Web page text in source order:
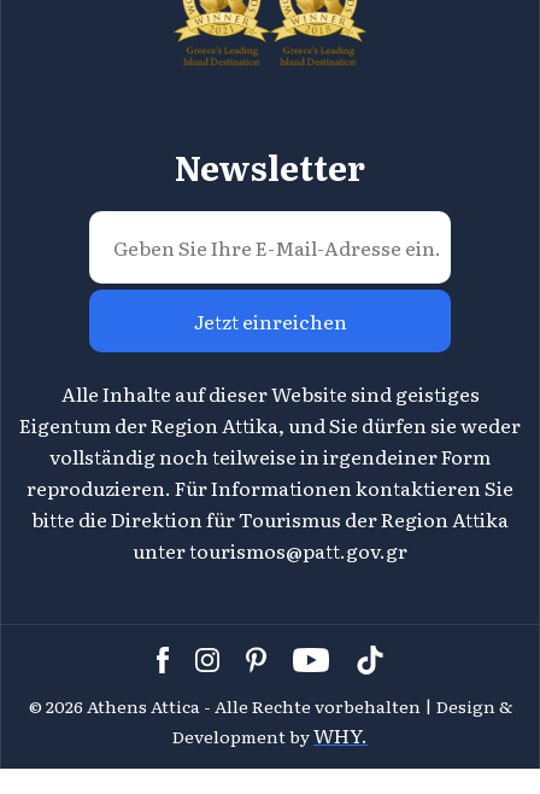
Newsletter
Jetzt einreichen
Alle Inhalte auf dieser Website sind geistiges
Eigentum der Region Attika, und Sie dürfen sie weder
vollständig noch teilweise in irgendeiner Form
reproduzieren. Für Informationen kontaktieren Sie
bitte die Direktion für Tourismus der Region Attika
untertourismos@patt.gov.gr
© 2026 Athens Attica - Alle Rechte vorbehalten | Design &
Development byWHY.